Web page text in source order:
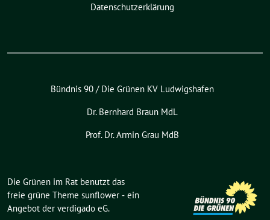
Datenschutzerklärung
Bündnis 90 / Die Grünen KV Ludwigshafen
Dr. Bernhard Braun MdL
Prof. Dr. Armin Grau MdB
Die Grünen im Rat benutzt das
freie grüne Theme sunflower ‐ ein
Angebot der verdigado eG.